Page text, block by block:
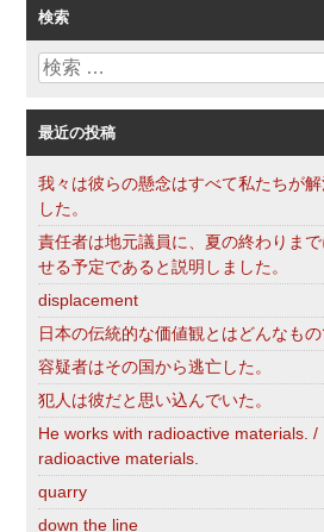
ゴ
リ
ー
検索
検
最近の投稿
我々は彼らの懸念はすべて私たちが
した。
責任者は地元議員に、夏の終わりま
せる予定であると説明しました。
displacement
日本の伝統的な価値観とはどんなもの
容疑者はその国から逃亡した。
犯人は彼だと思い込んでいた。
He works with radioactive materials. /
radioactive materials.
quarry
down the line